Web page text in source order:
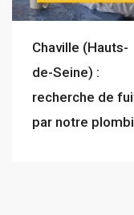
Chaville (Hauts-
de-Seine) :
recherche de
par notre